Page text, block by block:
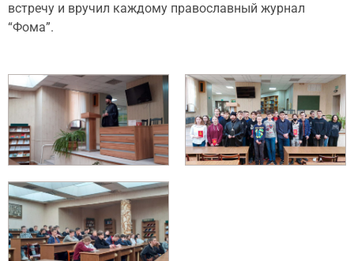
встречу и вручил каждому православный журнал
“Фома”.